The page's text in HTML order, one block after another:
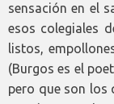
sensación en el
esos colegiales
listos,
(Burgos es el
pero que son los